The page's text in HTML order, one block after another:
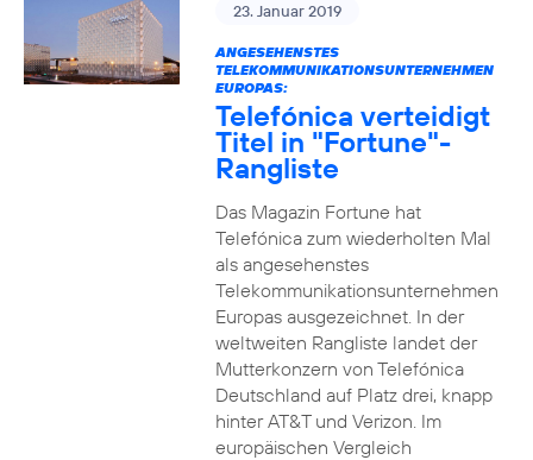
23. Januar 2019
ANGESEHENSTES
TELEKOMMUNIKATIONSUNTERNEHMEN
EUROPAS:
Telefónica verteidigt
Titel in "Fortune"-
Rangliste
Das Magazin Fortune hat
Telefónica zum wiederholten Mal
als angesehenstes
Telekommunikationsunternehmen
Europas ausgezeichnet. In der
weltweiten Rangliste landet der
Mutterkonzern von Telefónica
Deutschland auf Platz drei, knapp
hinter AT&T und Verizon. Im
europäischen Vergleich